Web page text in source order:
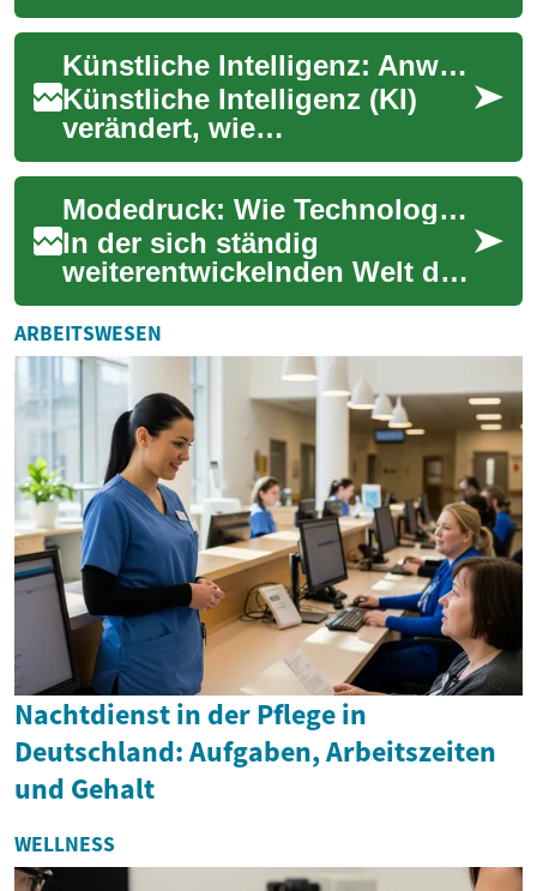
prägt zunehmend die
Geschäftslandschaft rund um
den Globus. Un...
Künstliche Intelligenz: Anwendungen und Auswirkungen
Künstliche Intelligenz (KI)
verändert, wie
Organisationen Daten nutzen,
Prozesse automatisieren und
Entscheidungen tr...
Modedruck: Wie Technologie die Textilindustrie revolutioniert
In der sich ständig
weiterentwickelnden Welt der
Mode spielt der Textildruck
eine immer wichtigere Rolle.
Die Verschm...
ARBEITSWESEN
Nachtdienst in der Pflege in
Deutschland: Aufgaben, Arbeitszeiten
und Gehalt
WELLNESS